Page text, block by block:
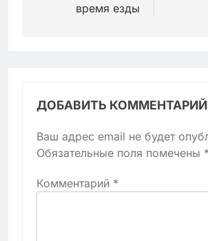
время езды
ДОБАВИТЬ КОММЕНТАРИЙ
Ваш адрес email не будет
Обязательные поля помечены *
Комментарий *